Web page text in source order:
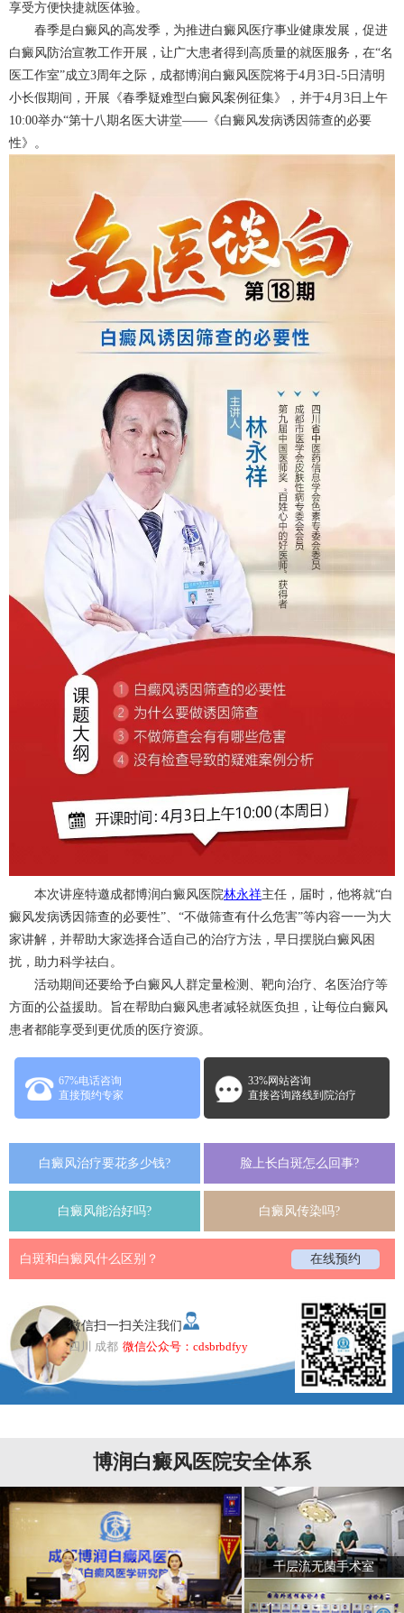
享受方便快捷就医体验。
春季是白癜风的高发季，为推进白癜风医疗事业健康发展，促进
白癜风防治宣教工作开展，让广大患者得到高质量的就医服务，在“名
医工作室”成立3周年之际，成都博润白癜风医院将于4月3日-5日清明
小长假期间，开展《春季疑难型白癜风案例征集》，并于4月3日上午
10:00举办“第十八期名医大讲堂——《白癜风发病诱因筛查的必要
性》。
本次讲座特邀成都博润白癜风医院林永祥主任，届时，他将就“白
癜风发病诱因筛查的必要性”、“不做筛查有什么危害”等内容一一为大
家讲解，并帮助大家选择合适自己的治疗方法，早日摆脱白癜风困
扰，助力科学祛白。
活动期间还要给予白癜风人群定量检测、靶向治疗、名医治疗等
方面的公益援助。旨在帮助白癜风患者减轻就医负担，让每位白癜风
患者都能享受到更优质的医疗资源。
67%电话咨询
直接预约专家
33%网站咨询
直接咨询路线到院治疗
白癜风治疗要花多少钱? 脸上长白斑怎么回事?
白癜风能治好吗? 白癜风传染吗?
白斑和白癜风什么区别？ 在线预约
微信扫一扫关注我们
四川 成都 微信公众号：cdsbrbdfyy
博润白癜风医院安全体系
千层流无菌手术室